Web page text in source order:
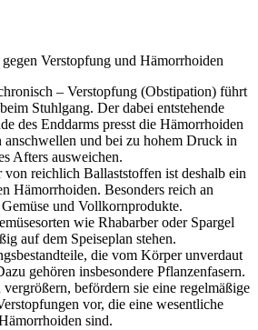
Verstopfung und Hämorrhoiden
– Verstopfung (Obstipation) führt
Stuhlgang. Der dabei entstehende
des Enddarms presst die Hämorrhoiden
anschwellen und bei zu hohem Druck in
Afters ausweichen.
von reichlich Ballaststoffen ist deshalb ein
Hämorrhoiden. Besonders reich an
und Vollkornprodukte.
wie Rhabarber oder Spargel
auf dem Speiseplan stehen.
die vom Körper unverdaut
gehören insbesondere Pflanzenfasern.
befördern sie eine regelmäßige
vor, die eine wesentliche
sind.